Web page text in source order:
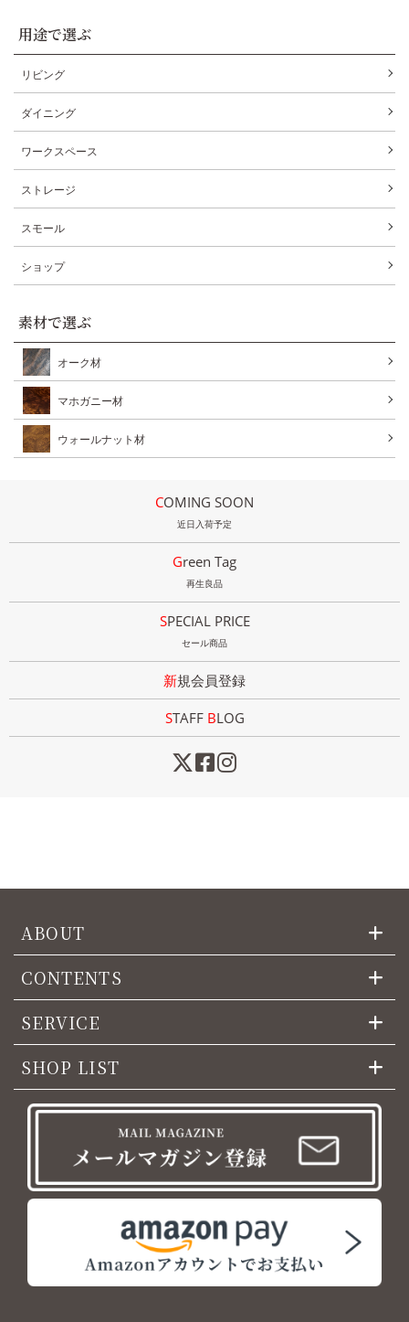
用途で選ぶ
リビング
ダイニング
ワークスペース
ストレージ
スモール
ショップ
素材で選ぶ
オーク材
マホガニー材
ウォールナット材
COMING SOON
近日入荷予定
Green Tag
再生良品
SPECIAL PRICE
セール商品
新規会員登録
STAFF BLOG
ABOUT
CONTENTS
SERVICE
SHOP LIST